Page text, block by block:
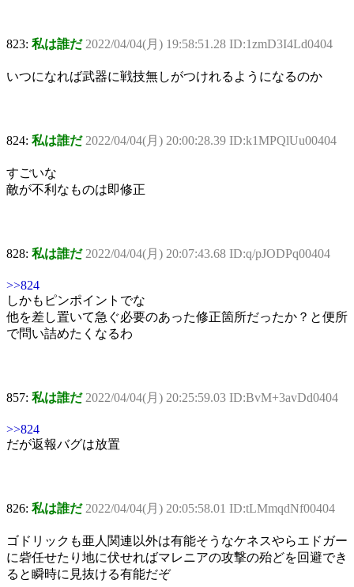
823: 私は誰だ 2022/04/04(月) 19:58:51.28 ID:1zmD3I4Ld0404
いつになれば武器に戦技無しがつけれるようになるのか
824: 私は誰だ 2022/04/04(月) 20:00:28.39 ID:k1MPQlUu00404
すごいな
敵が不利なものは即修正
828: 私は誰だ 2022/04/04(月) 20:07:43.68 ID:q/pJODPq00404
>>824
しかもピンポイントでな
他を差し置いて急ぐ必要のあった修正箇所だったか？と便所
で問い詰めたくなるわ
857: 私は誰だ 2022/04/04(月) 20:25:59.03 ID:BvM+3avDd0404
>>824
だが返報バグは放置
826: 私は誰だ 2022/04/04(月) 20:05:58.01 ID:tLMmqdNf00404
ゴドリックも亜人関連以外は有能そうなケネスやらエドガー
に砦任せたり地に伏せればマレニアの攻撃の殆どを回避でき
ると瞬時に見抜ける有能だぞ